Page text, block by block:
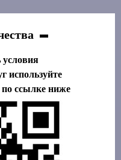
используйте
по ссылке ниже